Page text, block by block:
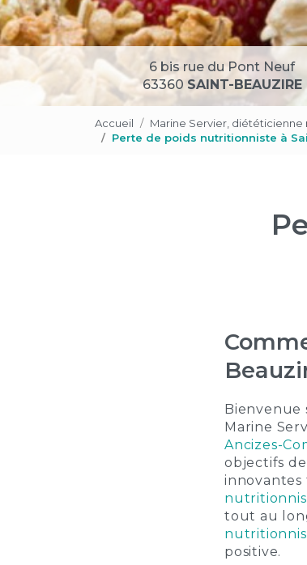
6 bis rue du Pont Neuf
63360 SAINT-BEAUZIRE
Accueil Marine Servier, diététicienne
Perte de poids nutritionniste à
Bienvenue
Marine
Ancizes-
objectifs
innovantes
tout au
positive.